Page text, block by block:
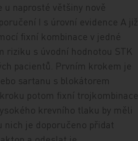
u naprosté většiny nově
I s úrovní evidence A již
fixní kombinace v jedné
riziku s úvodní hodnotou STK
pacientů. Prvním krokem je
sartanu s blokátorem
potom fixní trojkombinace
krevního tlaku by měli
nich je doporučeno přidat